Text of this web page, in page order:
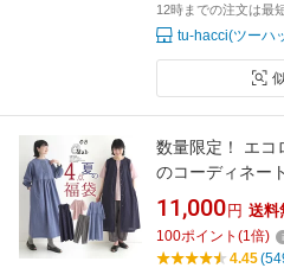
12時までの注文は最
tu-hacci(ツーハ
数量限定！ エコ
のコーディネー
／ ナチュラル
ツ sel, ／ 夏 春
26SS0604R,
11,000 円 送料
100ポイント (1倍)
4.45